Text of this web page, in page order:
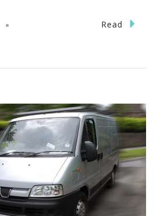
Read